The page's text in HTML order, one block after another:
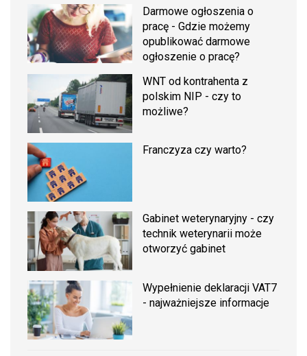
Darmowe ogłoszenia o
pracę - Gdzie możemy
opublikować darmowe
ogłoszenie o pracę?
WNT od kontrahenta z
polskim NIP - czy to
możliwe?
Franczyza czy warto?
Gabinet weterynaryjny - czy
technik weterynarii może
otworzyć gabinet
Wypełnienie deklaracji VAT7
- najważniejsze informacje